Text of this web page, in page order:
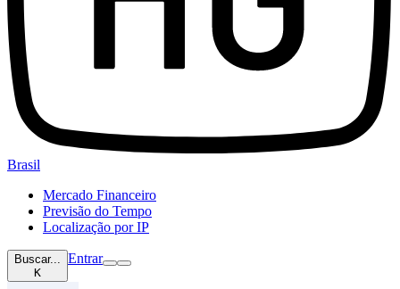
Brasil
Mercado Financeiro
Previsão do Tempo
Localização por IP
Buscar...
K
Entrar